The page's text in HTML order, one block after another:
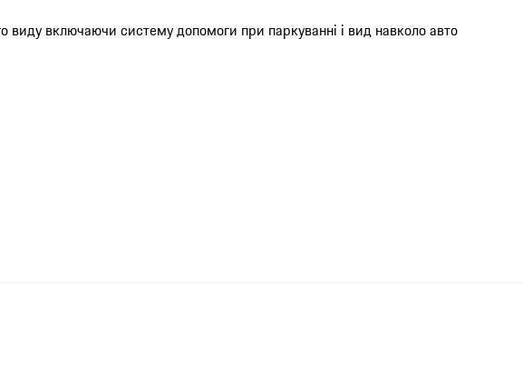
виду включаючи систему допомоги при паркуванні і вид навколо авто